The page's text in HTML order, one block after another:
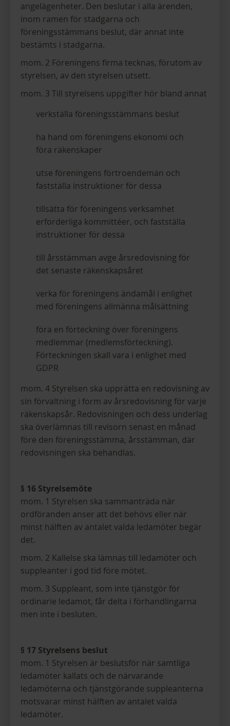
angelägenheter. Den beslutar i alla ärenden,
inom ramen för stadgarna och
föreningsstämmans beslut, där annat inte
bestämts i stadgarna.
mom. 2 Föreningens firma tecknas, förutom av
styrelsen, av den styrelsen utsett.
mom. 3 Till styrelsens uppgifter hör bland annat
verkställa föreningsstämmans beslut
ha hand om föreningens ekonomi och
föra räkenskaper
utse föreningens förtroendemän och
fastställa instruktioner för dessa
tillsätta för föreningens verksamhet
erforderliga kommittéer, och fastställa
instruktioner för dessa
till årsstämman avge årsredovisning för
det senaste räkenskapsåret
verka för föreningens ändamål i enlighet
med föreningens allmänna målsättning
föra en förteckning över föreningens
medlemmar (medlemsförteckning).
Förteckningen skall vara i enlighet med
GDPR
mom. 4 Styrelsen ska upprätta en redovisning av
sin förvaltning i form av årsredovisning för varje
räkenskapsår. Redovisningen och dess underlag
ska överlämnas till revisorn senast en månad
före den föreningsstämma, årsstämman, där
redovisningen ska behandlas.
§ 16 Styrelsemöte
mom. 1 Styrelsen ska sammanträda när
ordföranden anser att det behövs eller när
minst hälften av antalet valda ledamöter begär
det.
mom. 2 Kallelse ska lämnas till ledamöter och
suppleanter i god tid före mötet.
mom. 3 Suppleant, som inte tjänstgör för
ordinarie ledamot, får delta i förhandlingarna
men inte i besluten.
§ 17 Styrelsens beslut
mom. 1 Styrelsen är beslutsför när samtliga
ledamöter kallats och de närvarande
ledamöterna och tjänstgörande suppleanterna
motsvarar minst hälften av antalet valda
ledamöter.